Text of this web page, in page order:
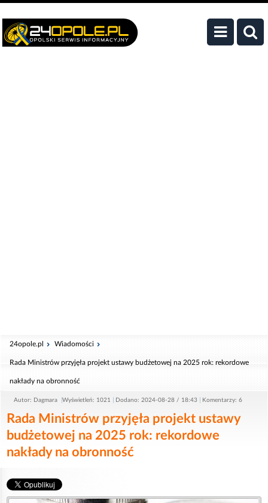
24opole.pl Wiadomości
Rada Ministrów przyjęła projekt ustawy budżetowej na 2025 rok: rekordowe
nakłady na obronność
Autor: Dagmara Wyświetleń: 1021 Dodano: 2024-08-28 / 18:43 Komentarzy: 6
Rada Ministrów przyjęła projekt ustawy
budżetowej na 2025 rok: rekordowe
nakłady na obronność